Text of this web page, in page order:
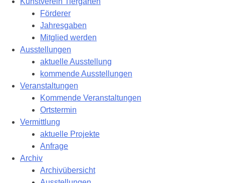
Förderer
Jahresgaben
Mitglied werden
Ausstellungen
aktuelle Ausstellung
kommende Ausstellungen
Veranstaltungen
Kommende Veranstaltungen
Ortstermin
Vermittlung
aktuelle Projekte
Anfrage
Archiv
Archivübersicht